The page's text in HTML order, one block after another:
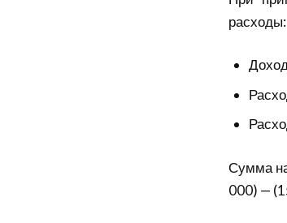
расходы:
Сумма
000) —